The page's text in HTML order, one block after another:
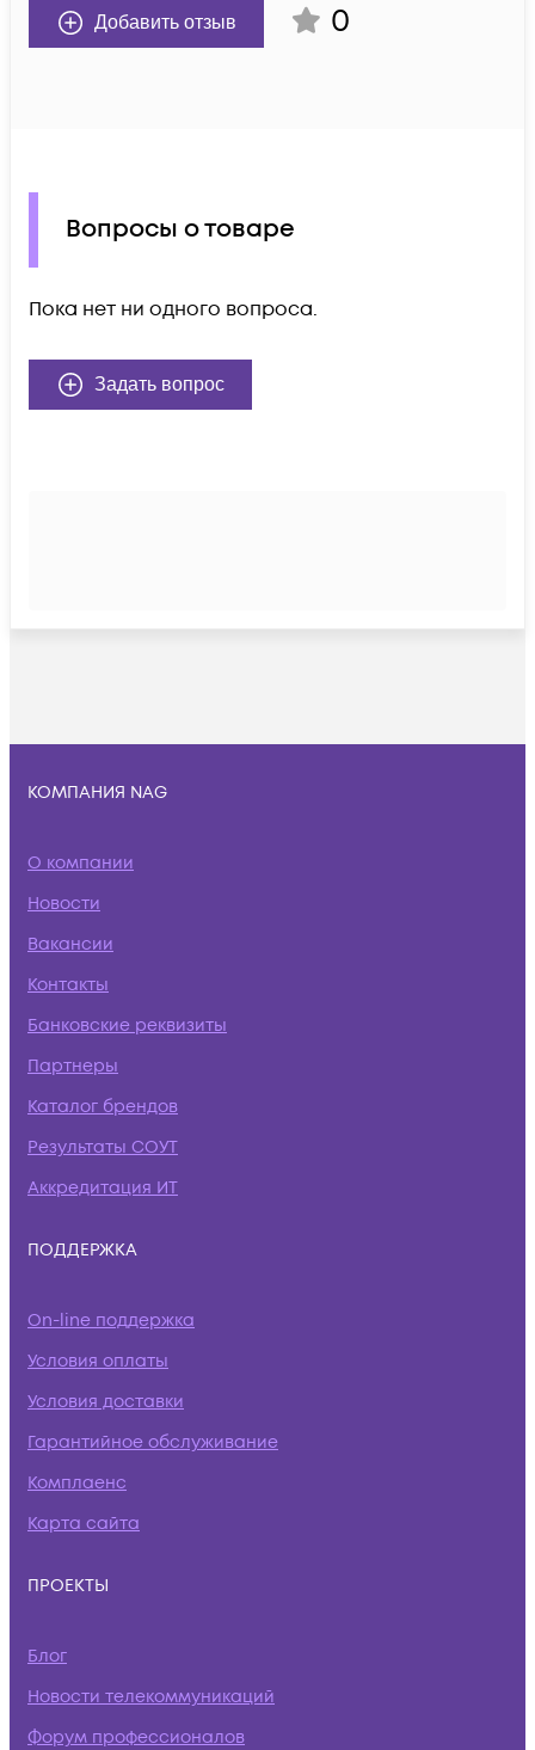
Добавить отзыв 0
Вопросы о товаре
Пока нет ни одного вопроса.
Задать вопрос
КОМПАНИЯ NAG
О компании
Новости
Вакансии
Контакты
Банковские реквизиты
Партнеры
Каталог брендов
Результаты СОУТ
Аккредитация ИТ
ПОДДЕРЖКА
On-line поддержка
Условия оплаты
Условия доставки
Гарантийное обслуживание
Комплаенс
Карта сайта
ПРОЕКТЫ
Блог
Новости телекоммуникаций
Форум профессионалов